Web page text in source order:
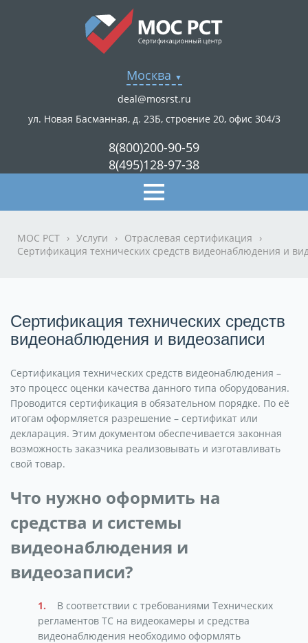
Москва
deal@mosrst.ru
ул. Новая Басманная, д. 23Б, строение 20, офис 304/3
8(800)200-90-59
8(495)128-97-38
МОС РСТ › Услуги › Отраслевая сертификация
›
Сертификация технических средств видеонаблюдения и
Сертификация технических средств
видеонаблюдения и видеозаписи
Сертификация технических средств видеонаблюдения –
это процесс оценки качества данного типа оборудования.
Проводится сертификация в обязательном порядке. По её
итогам оформляется разрешение – сертификат или
декларация. Этим документом обеспечивается законная
возможность заказчика реализовывать и изготавливать
свой товар.
Что нужно оформить на
средства и системы
видеонаблюдения и
видеозаписи?
В соответствии с требованиями Технических
регламентов ТС на видеокамеры и средства
видеонаблюдения необходимо оформлять